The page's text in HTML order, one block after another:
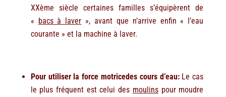
XXème siècle certaines familles s’équipèrent de
« bacs à laver », avant que n’arrive enfin « l’eau
courante » et la machine à laver.
Pour utiliser la force motricedes cours d’eau:Le cas
le plus fréquent est celui des moulinspour moudre